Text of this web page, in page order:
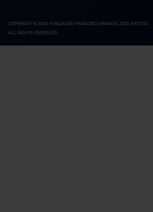
COPYRIGHT © 2024 FUNDAÇÃO FRANCISCO MANUEL DOS SANTOS.
ALL RIGHTS RESERVED